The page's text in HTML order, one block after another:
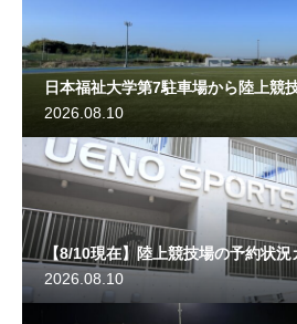
日本福祉大学第7駐車場から陸上競
2026.08.10
【8/10現在】陸上競技場の予約状況
2026.08.10